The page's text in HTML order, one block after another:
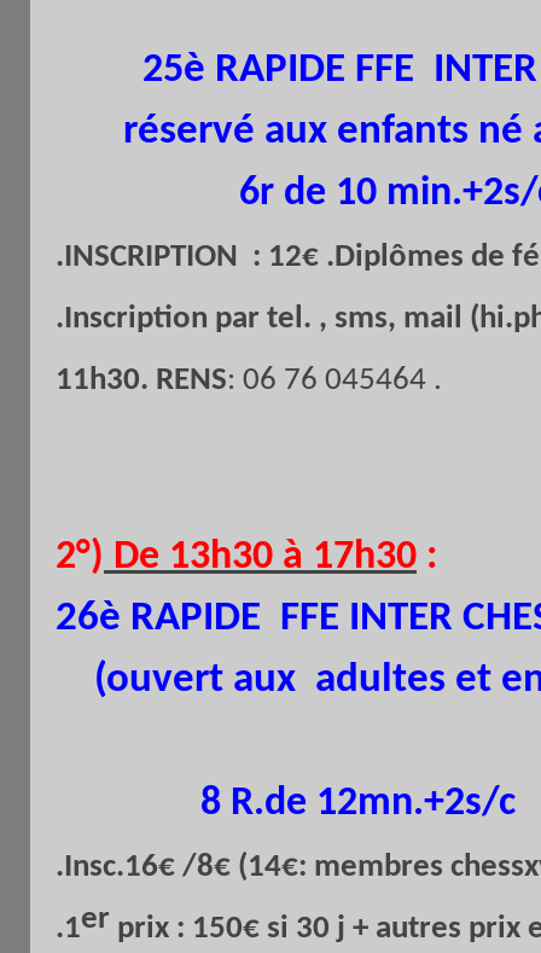
25è RAPIDE FFE INTER
réservé aux enfants né
6r de 10
.INSCRIPTION : 12€ .Diplômes de
.Inscription par tel. , sms, mail
11h30. RENS: 06 76 045464 .
2°) De 13h30 à 17h30 :
26è RAPIDE FFE INTER
(ouvert aux adultes et
8 R.de 12mn.+2s/c
.Insc.16€ /8€ (14€: membres
.1er prix : 150€ si 30 j + autres prix